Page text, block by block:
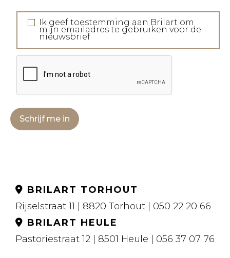
Ik geef toestemming aan Brilart om
mijn emailadres te gebruiken voor de
nieuwsbrief
Schrijf me in
BRILART TORHOUT
Rijselstraat 11 | 8820 Torhout | 050 22 20 66
BRILART HEULE
Pastoriestraat 12 | 8501 Heule | 056 37 07 76